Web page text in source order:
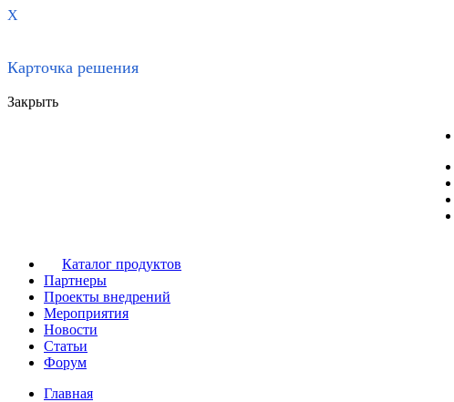
X
Карточка решения
Закрыть
Каталог продуктов
Партнеры
Проекты внедрений
Мероприятия
Новости
Статьи
Форум
Главная